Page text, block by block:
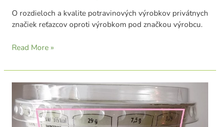
O rozdieloch a kvalite potravinových výrobkov privátnych
značiek reťazcov oproti výrobkom pod značkou výrobcu.
Read More »
zloženie
potravín
to